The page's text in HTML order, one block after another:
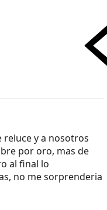
reluce y a nosotros
por oro, mas de
al final lo
no me sorprenderia